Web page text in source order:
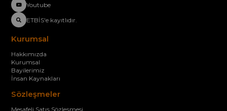
Youtube
ETBİS'e kayıtlıdır.
Kurumsal
Hakkımızda
Kurumsal
Bayilerimiz
İnsan Kaynakları
Sözleşmeler
Mesafeli Satış Sözleşmesi